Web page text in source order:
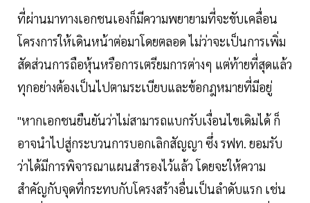
ที่ผ่านมาทางเอกชนเองก็มีความพยายามที่จะขับเคลื่อน
โครงการให้เดินหน้าต่อมาโดยตลอด ไม่ว่าจะเป็นการเพิ่ม
สัดส่วนการถือหุ้นหรือการเตรียมการต่างๆ แต่ท้ายที่สุดแล้ว
ทุกอย่างต้องเป็นไปตามระเบียบและข้อกฎหมายที่มีอยู่
"หากเอกชนยืนยันว่าไม่สามารถแบกรับเงื่อนไขเดิมได้ ก็
อาจนำไปสู่กระบวนการบอกเลิกสัญญา ซึ่ง รฟท. ยอมรับ
ว่าได้มีการพิจารณาแผนสำรองไว้แล้ว โดยจะให้ความ
สำคัญกับจุดที่กระทบกับโครงสร้างอื่นเป็นลำดับแรก เช่น